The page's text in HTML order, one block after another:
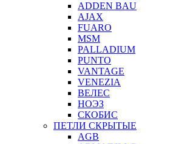
ADDEN BAU
AJAX
FUARO
MSM
PALLADIUM
PUNTO
VANTAGE
VENEZIA
ВЕЛЕС
НОЭЗ
СКОБИС
ПЕТЛИ СКРЫТЫЕ
AGB